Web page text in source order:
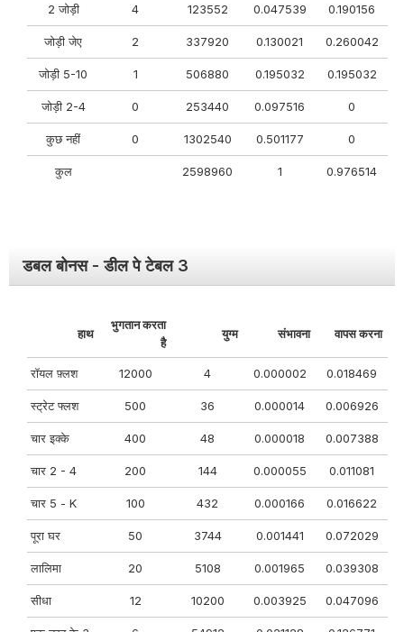
2 जोड़ी 4 123552 0.047539 0.190156
जोड़ी जेए 2 337920 0.130021 0.260042
जोड़ी 5-10 1 506880 0.195032 0.195032
जोड़ी 2-4 0 253440 0.097516 0
कुछ नहीं 0 1302540 0.501177 0
कुल 2598960 1 0.976514
डबल बोनस - डील पे टेबल 3
हाथ
भुगतान करता
है
युग्म संभावना वापस करना
रॉयल फ़्लश 12000 4 0.000002 0.018469
स्ट्रेट फ्लश 500 36 0.000014 0.006926
चार इक्के 400 48 0.000018 0.007388
चार 2 - 4 200 144 0.000055 0.011081
चार 5 - K 100 432 0.000166 0.016622
पूरा घर 50 3744 0.001441 0.072029
लालिमा 20 5108 0.001965 0.039308
सीधा 12 10200 0.003925 0.047096